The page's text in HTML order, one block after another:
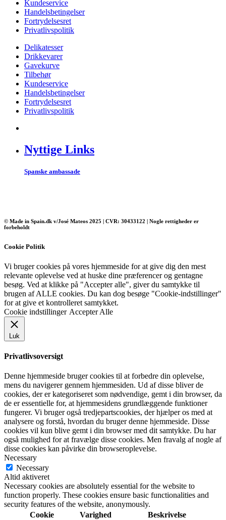
Kundeservice
Handelsbetingelser
Fortrydelsesret
Privatlivspolitik
Delikatesser
Drikkevarer
Gavekurve
Tilbehør
Kundeservice
Handelsbetingelser
Fortrydelsesret
Privatlivspolitik
Nyttige Links
Spanske ambassade
© Made in Spain.dk v/José Mateos 2025 | CVR: 30433122 | Nogle rettigheder er
forbeholdt
Cookie Politik
Vi bruger cookies på vores hjemmeside for at give dig den mest
relevante oplevelse ved at huske dine præferencer og gentagne
besøg. Ved at klikke på "Accepter alle", giver du samtykke til
brugen af ​​ALLE cookies. Du kan dog besøge "Cookie-indstillinger"
for at give et kontrolleret samtykket.
Cookie indstillinger Accepter Alle
Luk
Privatlivsoversigt
Denne hjemmeside bruger cookies til at forbedre din oplevelse,
mens du navigerer gennem hjemmesiden. Ud af disse bliver de
cookies, der er kategoriseret som nødvendige, gemt i din browser, da
de er essentielle for, at hjemmesidens grundlæggende funktioner
fungerer. Vi bruger også tredjepartscookies, der hjælper os med at
analysere og forstå, hvordan du bruger denne hjemmeside. Disse
cookies vil kun blive gemt i din browser med dit samtykke. Du har
også mulighed for at fravælge disse cookies. Men fravalg af nogle af
disse cookies kan påvirke din browseroplevelse.
Necessary
Necessary
Altid aktiveret
Necessary cookies are absolutely essential for the website to
function properly. These cookies ensure basic functionalities and
security features of the website, anonymously.
Cookie
Varighed Beskrivelse